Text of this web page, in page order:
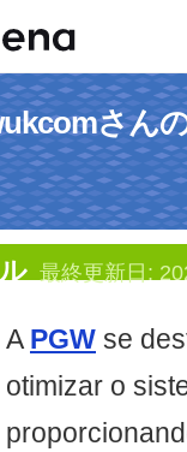
さん
最終更新日:
A PGW se
otimizar o